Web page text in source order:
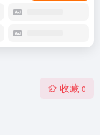
收藏 0